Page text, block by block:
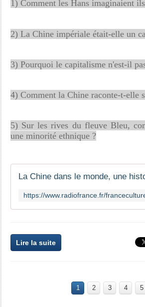
1) Comment les Hans imaginaient
2) La Chine impériale était-elle un
3) Pourquoi le capitalisme n'est-il
4) Comment la Chine raconte-t-elle
5) Sur les rives du fleuve Bleu,
une minorité ethnique ?
La Chine dans le monde, une
Lire la suite
1 2 3 4 5